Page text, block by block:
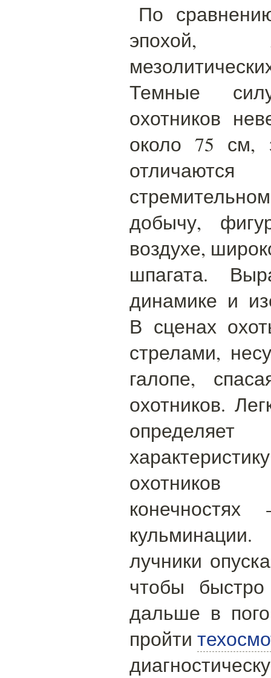
По
эпохой,
Темные
охотников
около 75 см,
добычу,
воздухе,
шпагата.
динамике и
В сценах
стрелами,
галопе,
охотников.
охотников
лучники
чтобы
дальше в
пройти